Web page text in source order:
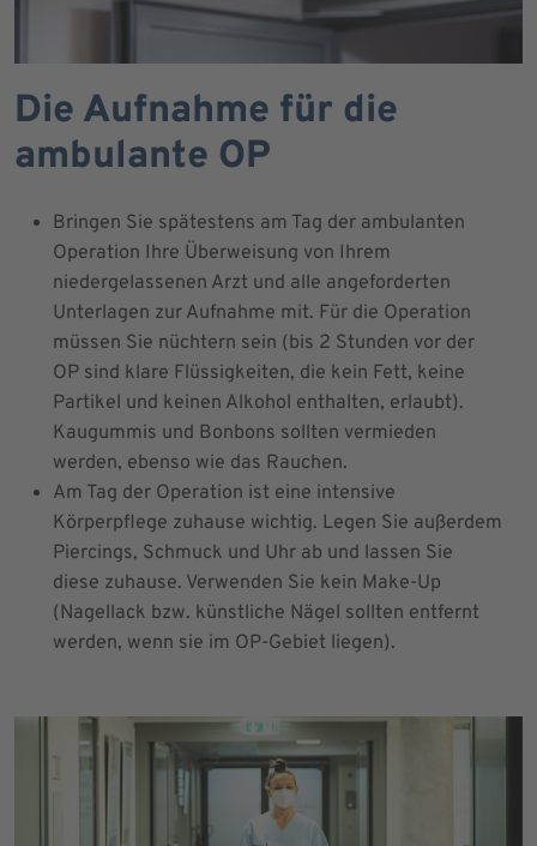
Die Aufnahme für die
ambulante OP
Bringen Sie spätestens am Tag der ambulanten
Operation Ihre Überweisung von Ihrem
niedergelassenen Arzt und alle angeforderten
Unterlagen zur Aufnahme mit. Für die Operation
müssen Sie nüchtern sein (bis 2 Stunden vor der
OP sind klare Flüssigkeiten, die kein Fett, keine
Partikel und keinen Alkohol enthalten, erlaubt).
Kaugummis und Bonbons sollten vermieden
werden, ebenso wie das Rauchen.
Am Tag der Operation ist eine intensive
Körperpflege zuhause wichtig. Legen Sie außerdem
Piercings, Schmuck und Uhr ab und lassen Sie
diese zuhause. Verwenden Sie kein Make-Up
(Nagellack bzw. künstliche Nägel sollten entfernt
werden, wenn sie im OP-Gebiet liegen).